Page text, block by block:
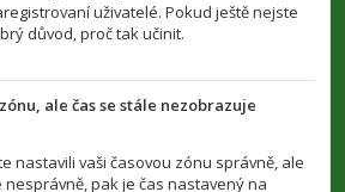
uživatelé. Pokud ještě nejste
důvod, proč tak učinit.
ale čas se stále nezobrazuje
nastavili vaši časovou zónu správně, ale
pak je čas nastavený na